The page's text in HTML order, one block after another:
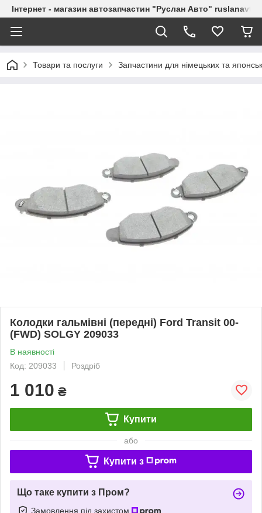
Інтернет - магазин автозапчастин "Руслан Авто"
Товари та послуги Запчастини для німецьких та
Колодки гальмівні (передні) Ford Transit 00-
(FWD) SOLGY 209033
В наявності
Код: 209033
Роздріб
1 010 ₴
Купити
або
Купити з
Що таке купити з Пром?
Замовлення під захистом